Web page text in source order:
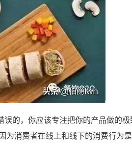
误的，你应该专注把你的产品做的
为消费者在线上和线下的消费行为